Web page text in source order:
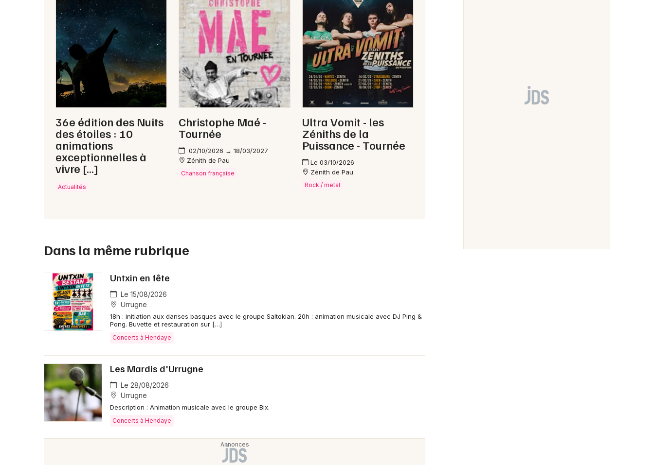
36e édition des Nuits
des étoiles : 10
animations
exceptionnelles à
vivre […]
Actualités
Christophe Maé -
Tournée
02/10/2026 → 18/03/2027
Zénith de Pau
Chanson française
Ultra Vomit - les
Zéniths de la
Puissance - Tournée
Le 03/10/2026
Zénith de Pau
Rock / metal
Dans la même rubrique
Untxin en fête
Le 15/08/2026
Urrugne
18h : initiation aux danses basques avec le groupe Saltokian. 20h : animation musicale avec DJ Ping &
Pong. Buvette et restauration sur […]
Concerts à Hendaye
Les Mardis d'Urrugne
Le 28/08/2026
Urrugne
Description : Animation musicale avec le groupe Bix.
Concerts à Hendaye